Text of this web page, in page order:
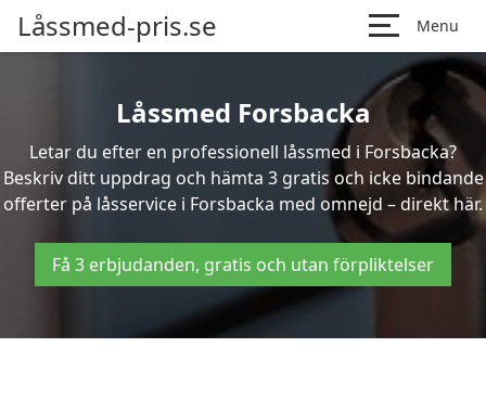
Låssmed-pris.se Menu
Låssmed Forsbacka
Letar du efter en professionell låssmed i Forsbacka?
Beskriv ditt uppdrag och hämta 3 gratis och icke bindande
offerter på låsservice i Forsbacka med omnejd – direkt här.
Få 3 erbjudanden, gratis och utan förpliktelser